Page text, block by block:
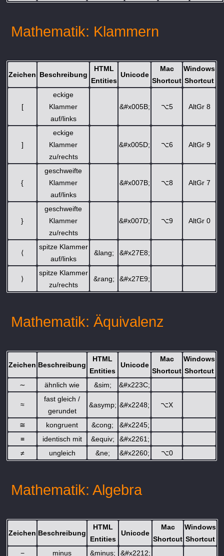
Mathematik: Klammern
Zeichen Beschreibung
HTML
Entities
Unicode
Mac
Shortcut
Windows
Shortcut
[
eckige
Klammer
auf/links
&#x005B; ⌥5 AltGr 8
]
eckige
Klammer
zu/rechts
&#x005D; ⌥6 AltGr 9
{
geschweifte
Klammer
auf/links
&#x007B; ⌥8 AltGr 7
}
geschweifte
Klammer
zu/rechts
&#x007D; ⌥9 AltGr 0
⟨
spitze Klammer
auf/links
&lang; &#x27E8;
⟩
spitze Klammer
zu/rechts
&rang; &#x27E9;
Mathematik: Äquivalenz
Zeichen Beschreibung
HTML
Entities
Unicode
Mac
Shortcut
Windows
Shortcut
∼
ähnlich wie &sim; &#x223C;
≈
fast gleich /
gerundet
&asymp; &#x2248; ⌥X
≅ kongruent &cong;
&#x2245;
≡
identisch mit &equiv;
&#x2261;
≠
ungleich &ne; &#x2260; ⌥0
Mathematik: Algebra
Zeichen Beschreibung
HTML
Entities
Unicode
Mac
Shortcut
Windows
Shortcut
−
minus &minus; &#x2212;